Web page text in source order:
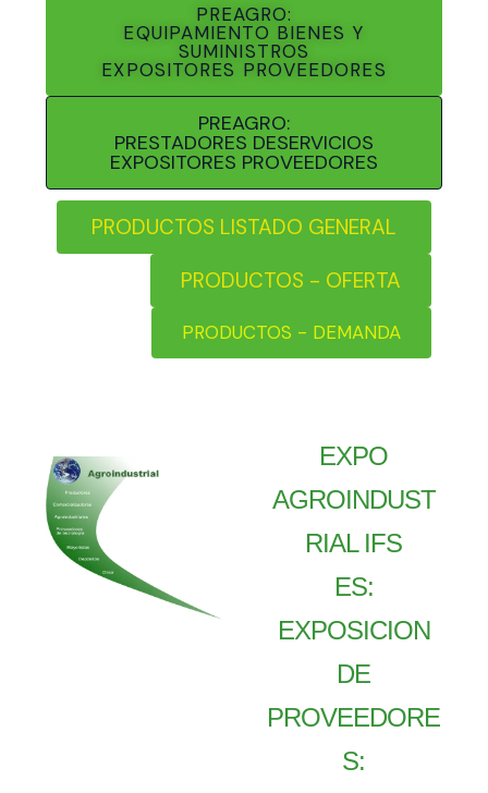
PREAGRO:
EQUIPAMIENTO BIENES Y
SUMINISTROS
EXPOSITORES PROVEEDORES
PREAGRO:
PRESTADORES DESERVICIOS
EXPOSITORES PROVEEDORES
PRODUCTOS LISTADO GENERAL
PRODUCTOS - OFERTA
PRODUCTOS - DEMANDA
EXPO
AGROINDUST
RIAL IFS
ES:
EXPOSICION
DE
PROVEEDORE
S: